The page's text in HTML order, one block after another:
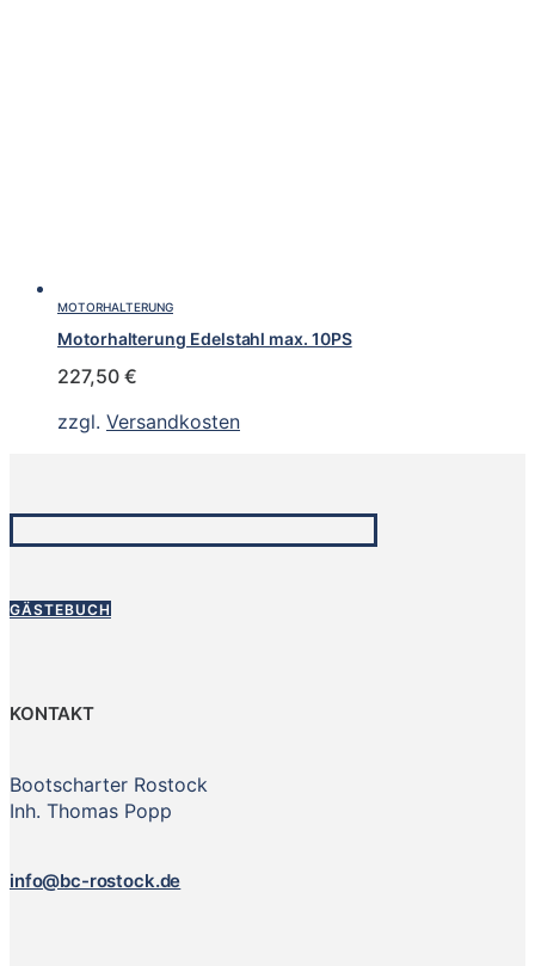
MOTORHALTERUNG
Motorhalterung Edelstahl max. 10PS
227,50 €
zzgl. Versandkosten
GÄSTEBUCH
KONTAKT
Bootscharter Rostock
Inh. Thomas Popp
info@bc-rostock.de